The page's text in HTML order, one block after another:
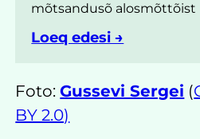
mõtsandusõ alosmõttõist
Loeq edesi →
Foto:Gussevi Sergei (
BY 2.0)